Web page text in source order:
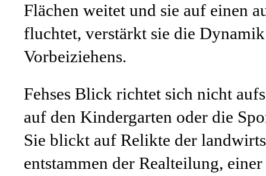
Flächen weitet und sie auf einen
fluchtet, verstärkt sie die
Vorbeiziehens.
Fehses Blick richtet sich nicht
auf den Kindergarten oder die
Sie blickt auf Relikte der
entstammen der Realteilung,